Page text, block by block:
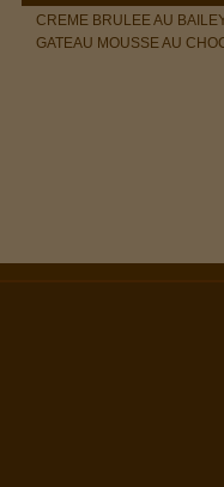
CREME BRULEE AU
GATEAU MOUSSE AU